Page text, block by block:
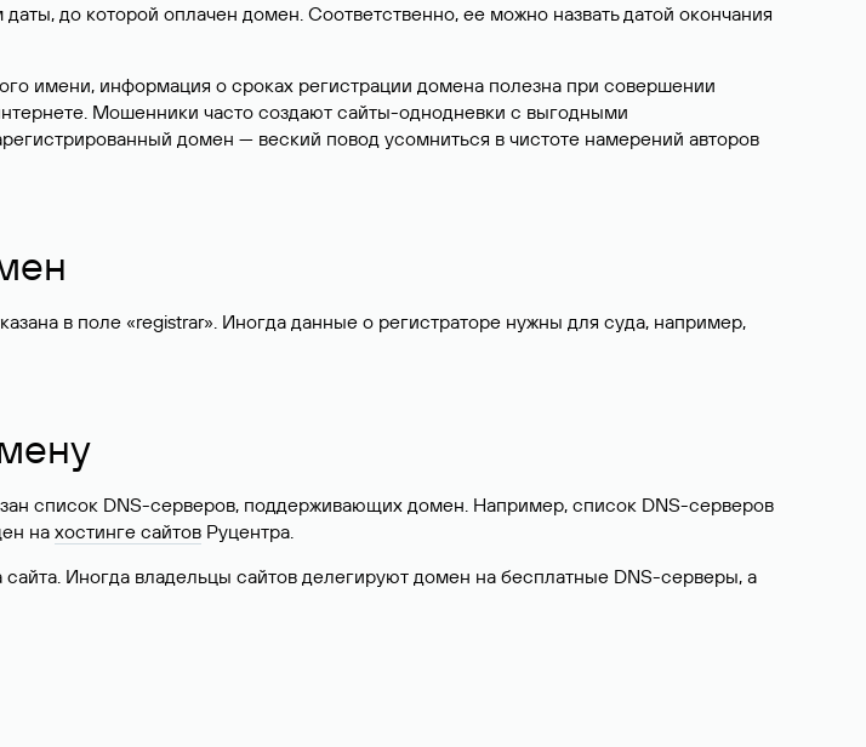
до которой оплачен домен. Соответственно, ее можно назвать датой окончания
имени, информация о сроках регистрации домена полезна при совершении
Мошенники часто создают сайты-однодневки с выгодными
домен — веский повод усомниться в чистоте намерений авторов
в поле «registrar». Иногда данные о регистраторе нужны для суда, например,
список DNS-серверов, поддерживающих домен. Например, список DNS-серверов
на хостинге сайтов Руцентра.
Иногда владельцы сайтов делегируют домен на бесплатные DNS-серверы, а